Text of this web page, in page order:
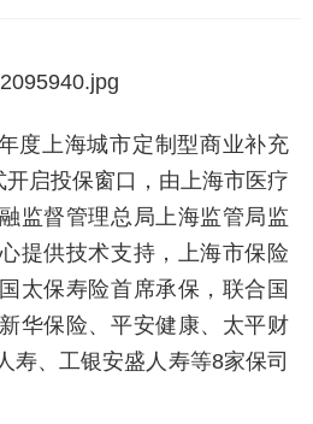
上海城市定制型商业补充
开启投保窗口，由上海市医疗
监督管理总局上海监管局监
提供技术支持，上海市保险
太保寿险首席承保，联合国
华保险、平安健康、太平财
寿、工银安盛人寿等8家保司